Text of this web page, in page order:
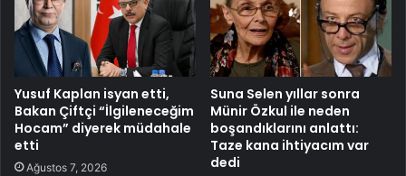
Yusuf Kaplan isyan etti,
Bakan Çiftçi “İlgileneceğim
Hocam” diyerek müdahale
etti
Ağustos 7, 2026
Suna Selen yıllar sonra
Münir Özkul ile neden
boşandıklarını anlattı:
Taze kana ihtiyacım var
dedi